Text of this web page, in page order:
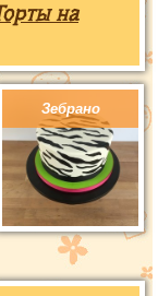
на
Зебрано